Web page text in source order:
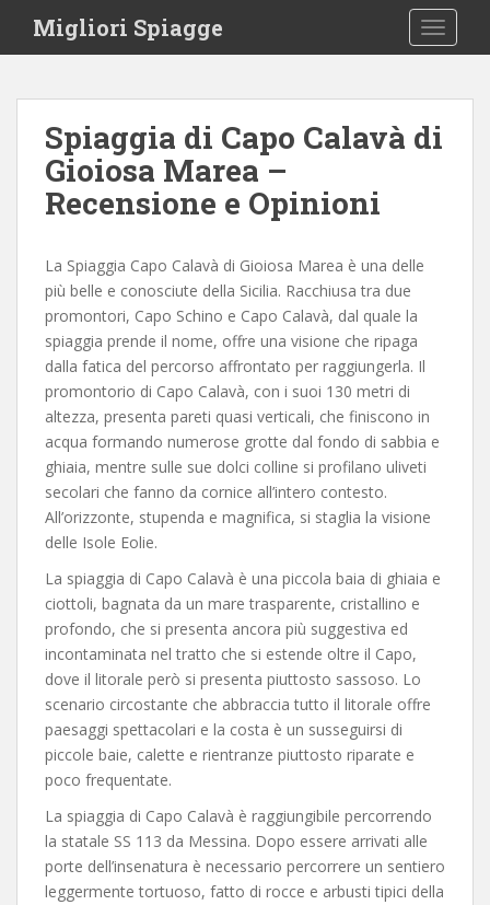
i
Migliori Spiagge
Spiaggia di Capo Calavà di
Gioiosa Marea –
Recensione e Opinioni
La Spiaggia Capo Calavà di Gioiosa Marea è una delle
più belle e conosciute della Sicilia. Racchiusa tra due
promontori, Capo Schino e Capo Calavà, dal quale la
spiaggia prende il nome, offre una visione che ripaga
dalla fatica del percorso affrontato per raggiungerla. Il
promontorio di Capo Calavà, con i suoi 130 metri di
altezza, presenta pareti quasi verticali, che finiscono in
acqua formando numerose grotte dal fondo di sabbia e
ghiaia, mentre sulle sue dolci colline si profilano uliveti
secolari che fanno da cornice all’intero contesto.
All’orizzonte, stupenda e magnifica, si staglia la visione
delle Isole Eolie.
La spiaggia di Capo Calavà è una piccola baia di ghiaia e
ciottoli, bagnata da un mare trasparente, cristallino e
profondo, che si presenta ancora più suggestiva ed
incontaminata nel tratto che si estende oltre il Capo,
dove il litorale però si presenta piuttosto sassoso. Lo
scenario circostante che abbraccia tutto il litorale offre
paesaggi spettacolari e la costa è un susseguirsi di
piccole baie, calette e rientranze piuttosto riparate e
poco frequentate.
La spiaggia di Capo Calavà è raggiungibile percorrendo
la statale SS 113 da Messina. Dopo essere arrivati alle
porte dell’insenatura è necessario percorrere un sentiero
leggermente tortuoso, fatto di rocce e arbusti tipici della